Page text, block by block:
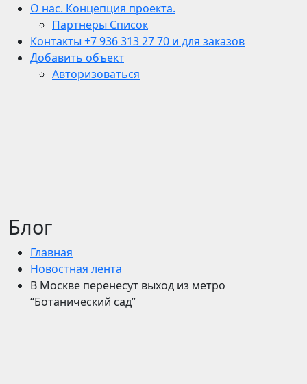
О нас. Концепция проекта.
Партнеры Список
Контакты +7 936 313 27 70 и для заказов
Добавить объект
Авторизоваться
Блог
Главная
Новостная лента
В Москве перенесут выход из метро
“Ботанический сад”